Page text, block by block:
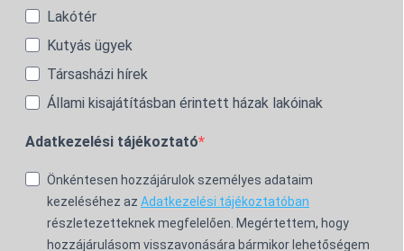
Lakótér
Kutyás ügyek
Társasházi hírek
Állami kisajátításban érintett házak lakóinak
Adatkezelési tájékoztató
Önkéntesen hozzájárulok személyes adataim
kezeléséhez az Adatkezelési tájékoztatóban
részletezetteknek megfelelően. Megértettem, hogy
hozzájárulásom visszavonására bármikor lehetőségem